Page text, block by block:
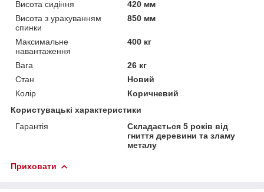
Висота сидіння
420 мм
Висота з урахуванням
спинки
850 мм
Максимальне
навантаження
400 кг
Вага
26 кг
Стан
Новий
Колір
Коричневий
Користувацькі характеристики
Гарантія
Складається 5 років від
гниття деревини та зламу
металу
Приховати